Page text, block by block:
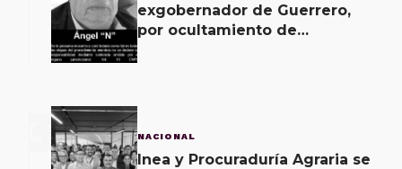
exgobernador de Guerrero,
por ocultamiento de
3 NACIONAL
Inea y Procuraduría Agraria se